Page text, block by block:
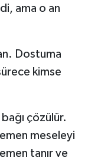
ama o an
Dostuma
kimse
çözülür.
meseleyi
tanır ve